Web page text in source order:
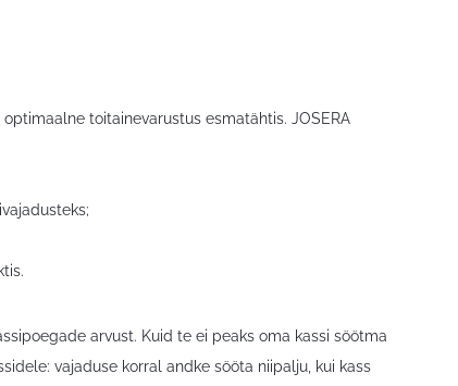
toitainevarustus esmatähtis. JOSERA
arvust. Kuid te ei peaks oma kassi söötma
vajaduse korral andke sööta niipalju, kui kass